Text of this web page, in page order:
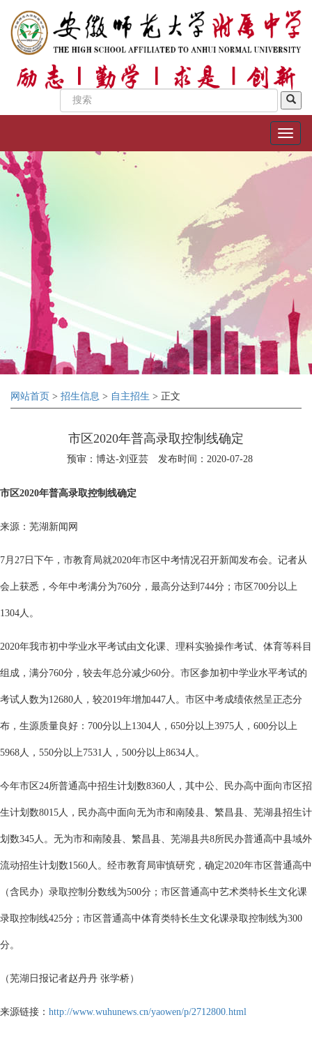
网站首页 > 招生信息 > 自主招生 > 正文
市区2020年普高录取控制线确定
预审：博达-刘亚芸 发布时间：2020-07-28
市区2020年普高录取控制线确定
来源：芜湖新闻网
7月27日下午，市教育局就2020年市区中考情况召开新闻发布会。记者从
会上获悉，今年中考满分为760分，最高分达到744分；市区700分以上
1304人。
2020年我市初中学业水平考试由文化课、理科实验操作考试、体育等科目
组成，满分760分，较去年总分减少60分。市区参加初中学业水平考试的
考试人数为12680人，较2019年增加447人。市区中考成绩依然呈正态分
布，生源质量良好：700分以上1304人，650分以上3975人，600分以上
5968人，550分以上7531人，500分以上8634人。
今年市区24所普通高中招生计划数8360人，其中公、民办高中面向市区招
生计划数8015人，民办高中面向无为市和南陵县、繁昌县、芜湖县招生计
划数345人。无为市和南陵县、繁昌县、芜湖县共8所民办普通高中县域外
流动招生计划数1560人。经市教育局审慎研究，确定2020年市区普通高中
（含民办）录取控制分数线为500分；市区普通高中艺术类特长生文化课
录取控制线425分；市区普通高中体育类特长生文化课录取控制线为300
分。
（芜湖日报记者赵丹丹 张学桥）
来源链接： http://www.wuhunews.cn/yaowen/p/2712800.html